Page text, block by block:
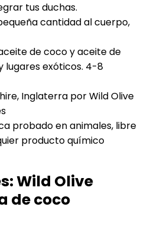
tus duchas.
cantidad al cuerpo,
de coco y aceite de
lugares exóticos. 4-8
Inglaterra por Wild Olive
probado en animales, libre
producto químico
Wild Olive
de coco